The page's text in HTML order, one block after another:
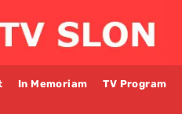
In Memoriam TV Program